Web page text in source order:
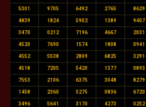
5301 9705 6492 2765 8629
4839 1824 5902 1389 9407
3470 0212 7196 4667 2031
4520 7690 1574 1808 0941
4552 5538 2809 6825 3291
4518 7205 5420 1377 0893
7553 2106 6375 3048 8279
1458 2360 5275 0836 6720
3496 5641 3170 4273 0252